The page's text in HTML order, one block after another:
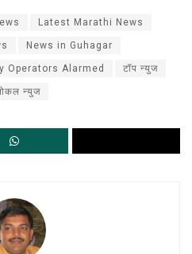
Latest Marathi News
News in Guhagar
Operators Alarmed टॉप न्युज
न्युज